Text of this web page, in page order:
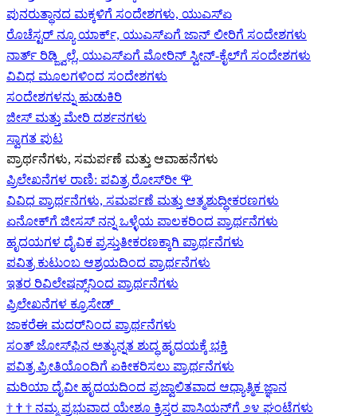
ಪುನರುತ್ಥಾನದ ಮಕ್ಕಳಿಗೆ ಸಂದೇಶಗಳು, ಯುಎಸ್‌ಏ
ರೊಚೆಸ್ಟರ್ ನ್ಯೂ ಯಾರ್ಕ್, ಯುಎಸ್‌ಏ‍ಗೆ ಜಾನ್ ಲೀರಿ‍ಗೆ ಸಂದೇಶಗಳು
ನಾರ್ತ್ ರಿಡ್ಜ್ವಿಲ್ಲೆ, ಯುಎಸ್‌ಏ‍ಗೆ ಮೋರಿನ್ ಸ್ವೀನ್-ಕೈಲ್‍ಗೆ ಸಂದೇಶಗಳು
ವಿವಿಧ ಮೂಲಗಳಿಂದ ಸಂದೇಶಗಳು
ಸಂದೇಶಗಳನ್ನು ಹುಡುಕಿರಿ
ಜೀಸ್‌ ಮತ್ತು ಮೇರಿ ದರ್ಶನಗಳು
ಸ್ವಾಗತ ಪುಟ
ಪ್ರಾರ್ಥನೆಗಳು, ಸಮರ್ಪಣೆ ಮತ್ತು ಆವಾಹನೆಗಳು
ಪ್ರಿಲೇಖನೆಗಳ ರಾಣಿ: ಪವಿತ್ರ ರೋಸ್‌ರೀ 🌹
ವಿವಿಧ ಪ್ರಾರ್ಥನೆಗಳು, ಸಮರ್ಪಣೆ ಮತ್ತು ಆತ್ಮಶುದ್ಧೀಕರಣಗಳು
ಏನೋಕ್‍ಗೆ ಜೀಸಸ್ ನನ್ನ ಒಳ್ಳೆಯ ಪಾಲಕರಿಂದ ಪ್ರಾರ್ಥನೆಗಳು
ಹೃದಯಗಳ ದೈವಿಕ ಪ್ರಸ್ತುತೀಕರಣಕ್ಕಾಗಿ ಪ್ರಾರ್ಥನೆಗಳು
ಪವಿತ್ರ ಕುಟುಂಬ ಆಶ್ರಯದಿಂದ ಪ್ರಾರ್ಥನೆಗಳು
ಇತರ ರಿವಿಲೇಷನ್ಸ್‌ನಿಂದ ಪ್ರಾರ್ಥನೆಗಳು
ಪ್ರಿಲೇಖನೆಗಳ ಕ್ರೂಸೇಡ್
ಜಾಕರೆಈ ಮದರ್‌ನಿಂದ ಪ್ರಾರ್ಥನೆಗಳು
ಸಂತ್ ಜೋಸ್‌ಫಿನ ಅತ್ಯುನ್ನತ ಶುದ್ಧ ಹೃದಯಕ್ಕೆ ಭಕ್ತಿ
ಪವಿತ್ರ ಪ್ರೀತಿಯೊಂದಿಗೆ ಏಕೀಕರಿಸಲು ಪ್ರಾರ್ಥನೆಗಳು
ಮರಿಯಾ ದೈವೀ ಹೃದಯದಿಂದ ಪ್ರಜ್ವಾಲಿತವಾದ ಆಧ್ಯಾತ್ಮಿಕ ಜ್ಞಾನ
† † † ನಮ್ಮ ಪ್ರಭುವಾದ ಯೇಶೂ ಕ್ರಿಸ್ತರ ಪಾಸಿಯನ್‌ಗೆ ೨೪ ಘಂಟೆಗಳು